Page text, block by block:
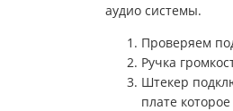
аудио системы.
Проверяем
Ручка
Штекер
плате